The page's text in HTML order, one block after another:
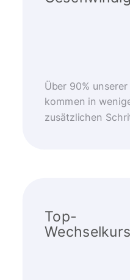
Über 90%
kommen in
zusätzlichen
Top-